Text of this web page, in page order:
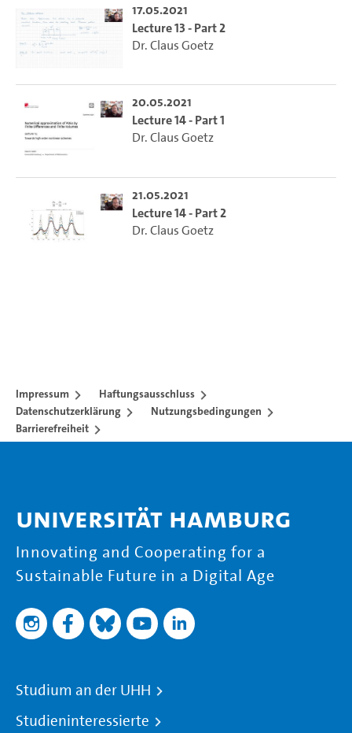
17.05.2021
Lecture 13 - Part 2
Dr. Claus Goetz
20.05.2021
Lecture 14 - Part 1
Dr. Claus Goetz
21.05.2021
Lecture 14 - Part 2
Dr. Claus Goetz
Impressum
Haftungsausschluss
Datenschutzerklärung
Nutzungsbedingungen
Barrierefreiheit
Universität Hamburg
Innovating and Cooperating for a
Sustainable Future in a Digital Age
Studium an der UHH
Studieninteressierte